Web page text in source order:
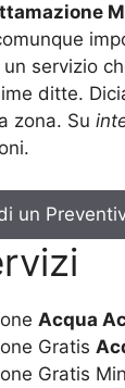
servizio
ditte.
zona. Su
un
Acqua
Gratis
Gratis